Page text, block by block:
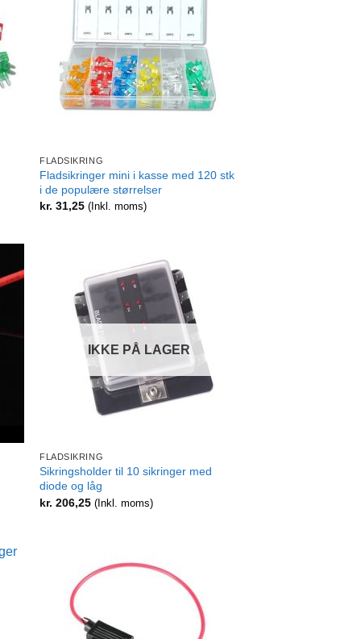
FLADSIKRING
Fladsikringer mini i kasse med 120 stk
i de populære størrelser
kr. 31,25 (Inkl. moms)
IKKE PÅ LAGER
FLADSIKRING
Sikringsholder til 10 sikringer med
diode og låg
kr. 206,25 (Inkl. moms)